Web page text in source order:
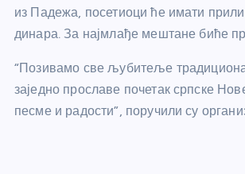
из Падежа, посетиоци ће имати
динара. За најмлађе мештане биће
“Позивамо све љубитеље
заједно прославе почетак српске
песме и радости”, поручили су